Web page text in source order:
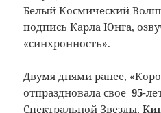
Белый Космический
подпись Карла Юнга,
«синхронность».
Двумя днями ранее,
отпраздновала свое95-
Спектральной Звезды,